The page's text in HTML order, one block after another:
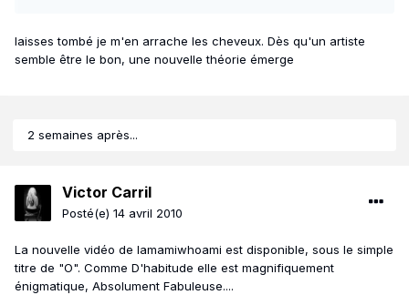
laisses tombé je m'en arrache les cheveux. Dès qu'un artiste
semble être le bon, une nouvelle théorie émerge
2 semaines après...
Victor Carril
Posté(e) 14 avril 2010
La nouvelle vidéo de Iamamiwhoami est disponible, sous le simple
titre de "O". Comme D'habitude elle est magnifiquement
énigmatique, Absolument Fabuleuse....